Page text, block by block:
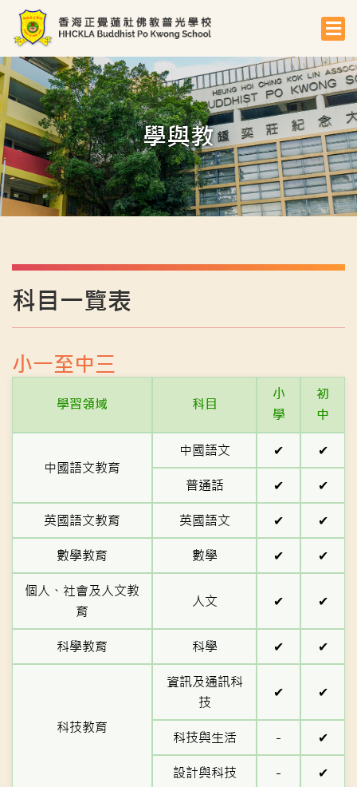
學與教
科目一覽表
小一至中三
學習領域 科目
小
學
初
中
中國語文教育
中國語文 ✔ ✔
普通話 ✔ ✔
英國語文教育 英國語文 ✔ ✔
數學教育 數學 ✔ ✔
個人、社會及人文教
育
人文 ✔ ✔
科學教育 科學 ✔ ✔
科技教育
資訊及通訊科
技
✔ ✔
科技與生活 - ✔
設計與科技 - ✔